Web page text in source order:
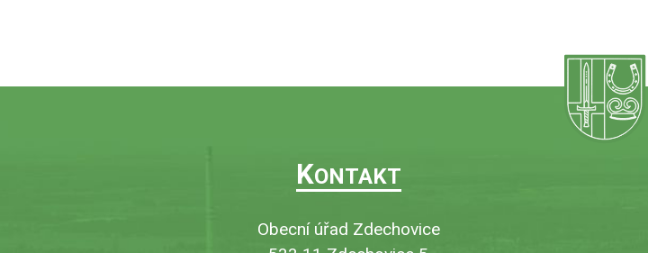
KONTAKT
Obecní úřad Zdechovice